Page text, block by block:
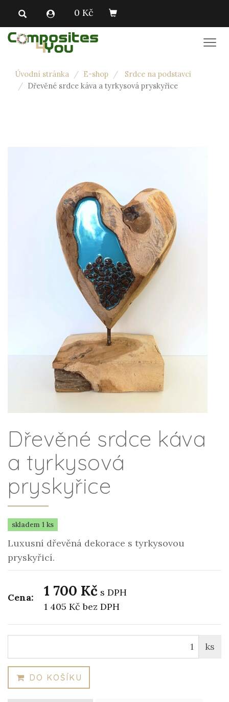
0 Kč
Úvodní stránka E-shop
Srdce na podstavci
Dřevěné srdce káva a tyrkysová pryskyřice
Dřevěné srdce káva
a tyrkysová
pryskyřice
skladem 1 ks
Luxusní dřevěná dekorace s tyrkysovou
pryskyřicí.
Cena: 1 700 Kč s DPH
1 405 Kčbez DPH
ks
DO KOŠÍKU